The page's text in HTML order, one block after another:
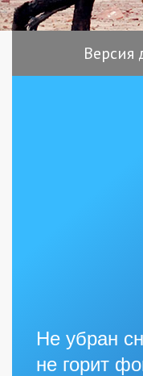
Версия
Не убран
не горит